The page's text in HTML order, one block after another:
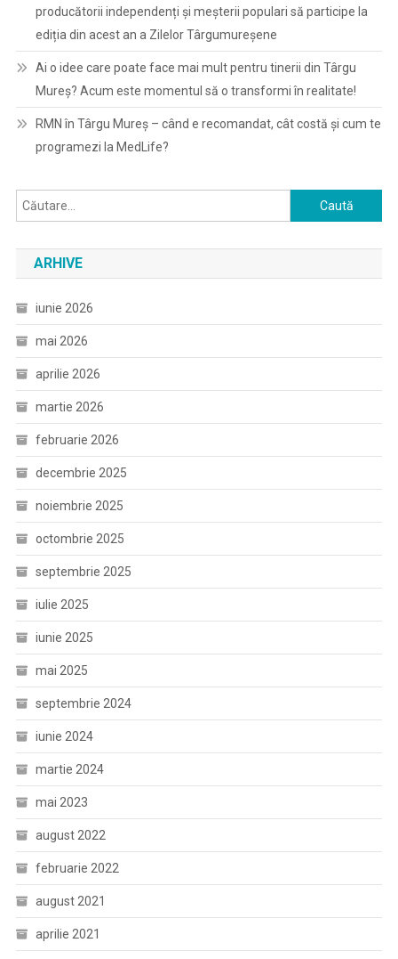
producătorii independenți și meșterii populari să participe la
ediția din acest an a Zilelor Târgumureșene
Ai o idee care poate face mai mult pentru tinerii din Târgu
Mureș? Acum este momentul să o transformi în realitate!
RMN în Târgu Mureș – când e recomandat, cât costă și cum te
programezi la MedLife?
Caută
după:
ARHIVE
iunie 2026
mai 2026
aprilie 2026
martie 2026
februarie 2026
decembrie 2025
noiembrie 2025
octombrie 2025
septembrie 2025
iulie 2025
iunie 2025
mai 2025
septembrie 2024
iunie 2024
martie 2024
mai 2023
august 2022
februarie 2022
august 2021
aprilie 2021